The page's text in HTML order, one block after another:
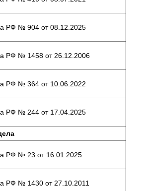
РФ № 904 от 08.12.2025
РФ № 1458 от 26.12.2006
РФ № 364 от 10.06.2022
РФ № 244 от 17.04.2025
РФ № 23 от 16.01.2025
РФ № 1430 от 27.10.2011